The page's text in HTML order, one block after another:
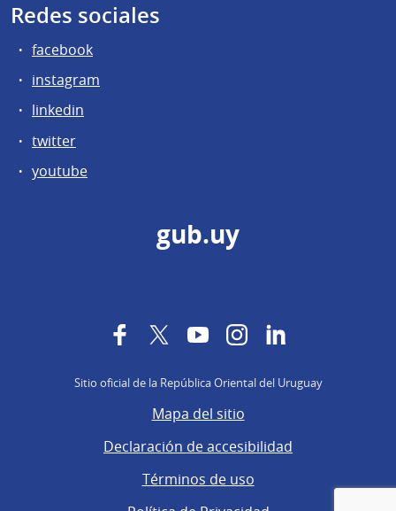
Redes sociales
facebook
instagram
linkedin
twitter
youtube
gub.uy
FacebookTwitterYouTubeInstagram
Sitio oficial de la República Oriental del Uruguay
Mapa del sitio
Declaración de accesibilidad
Términos de uso